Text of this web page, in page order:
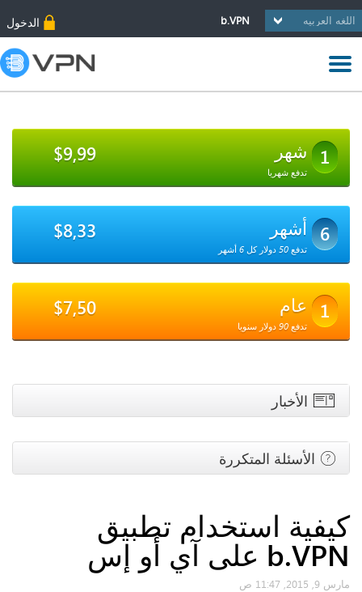
b.VPN الدخول
1 شهر $9,99
تدفع شهريا
6 أشهر $8,33
تدفع 50 دولار كل 6 أشهر
1 عام $7,50
تدفع 90 دولار سنويا
الأخبار
الأسئلة المتكررة
كيفية استخدام تطبيق
b.VPN على آي أو إس
مارس 9, 2015, 11:47 ص